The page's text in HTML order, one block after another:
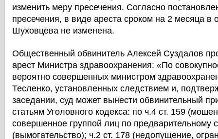
изменить меру пресечения. Согласно
пресечения, в виде ареста сроком на 2 месяца в
Шуховцева не изменена.
Общественный обвинитель Алексей Суздалов
арест Министра здравоохранения: «По
вероятно совершенных министром
Тесленко, установленных следствием и,
заседании, суд может вынести обвинительный
статьям Уголовного кодекса: по ч.4 ст. 159
совершенное группой лиц по предварительному
(вымогательство); ч.2 ст. 178 (недопущение,